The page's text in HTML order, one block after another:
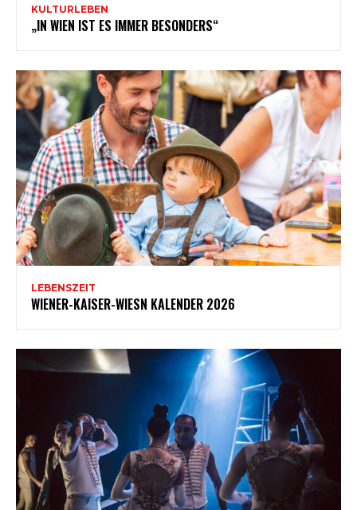
KULTURLEBEN
„IN WIEN IST ES IMMER BESONDERS“
LEBENSZEIT
WIENER-KAISER-WIESN KALENDER 2026